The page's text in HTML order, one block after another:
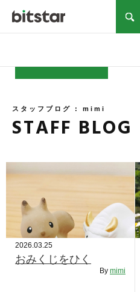
NEWS
COMPANY
BUSINESS
WORKS
ACTION
スタッフブログ : mimi
STAFF BLOG
2026.03.25
おみくじをひく
By mimi